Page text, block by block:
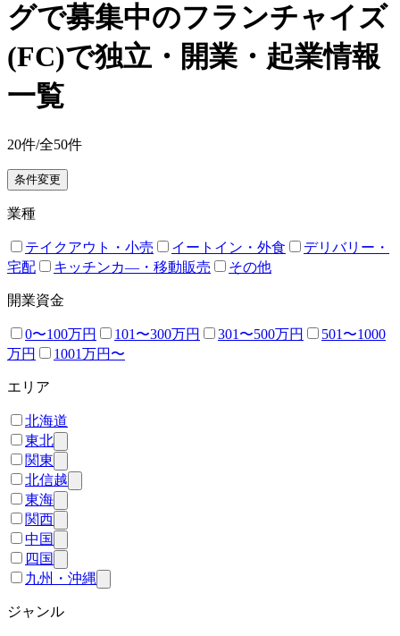
グで募集中のフランチャイズ
(FC)で独立・開業・起業情報
一覧
20件/全50件
条件変更
業種
テイクアウト・小売 イートイン・外食
デリバリー・
宅配
キッチンカ―・移動販売 その他
開業資金
0〜100万円 101〜300万円 301〜500万円
501〜1000
万円
1001万円〜
エリア
北海道
東北
関東
北信越
東海
関西
中国
四国
九州・沖縄
ジャンル